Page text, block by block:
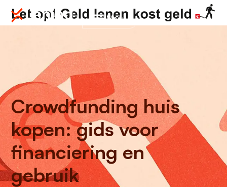
Menu
Crowdfunding huis
kopen: gids voor
financiering en
gebruik